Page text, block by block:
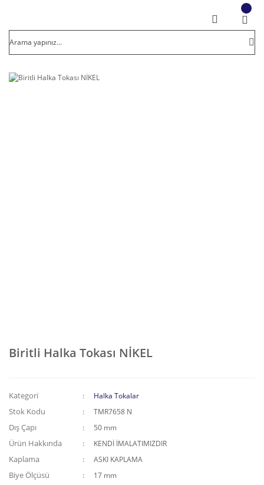
Biritli Halka Tokası NİKEL
Kategori Halka Tokalar
Stok Kodu TMR7658 N
Dış Çapı 50 mm
Ürün Hakkında KENDİ İMALATIMIZDIR
Kaplama ASKI KAPLAMA
Biye Ölçüsü 17 mm